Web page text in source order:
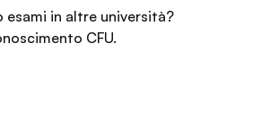
esami in altre università?
CFU.